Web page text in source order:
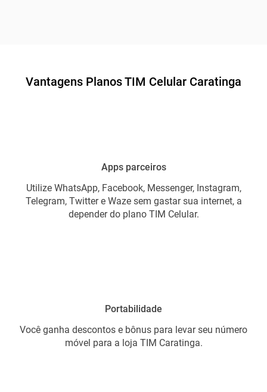
Vantagens Planos TIM Celular Caratinga
Apps parceiros
Utilize WhatsApp, Facebook, Messenger, Instagram,
Telegram, Twitter e Waze sem gastar sua internet, a
depender do plano TIM Celular.
Portabilidade
Você ganha descontos e bônus para levar seu número
móvel para a loja TIM Caratinga.